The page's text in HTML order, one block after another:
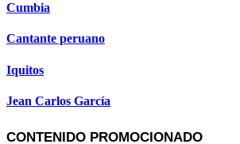
Cumbia
Cantante peruano
Iquitos
Jean Carlos García